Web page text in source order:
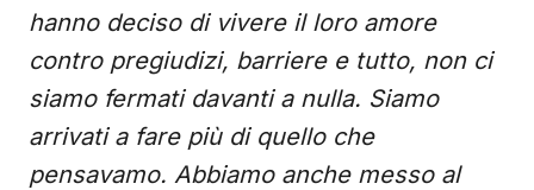
hanno deciso di vivere il loro amore
contro pregiudizi, barriere e tutto, non ci
siamo fermati davanti a nulla. Siamo
arrivati a fare più di quello che
pensavamo. Abbiamo anche messo al